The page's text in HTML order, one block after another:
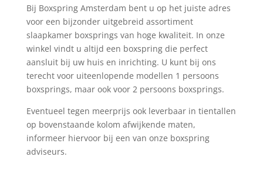
Bij Boxspring Amsterdam bent u op het juiste adres
voor een bijzonder uitgebreid assortiment
slaapkamer boxsprings van hoge kwaliteit. In onze
winkel vindt u altijd een boxspring die perfect
aansluit bij uw huis en inrichting. U kunt bij ons
terecht voor uiteenlopende modellen 1 persoons
boxsprings, maar ook voor 2 persoons boxsprings.
Eventueel tegen meerprijs ook leverbaar in tientallen
op bovenstaande kolom afwijkende maten,
informeer hiervoor bij een van onze boxspring
adviseurs.